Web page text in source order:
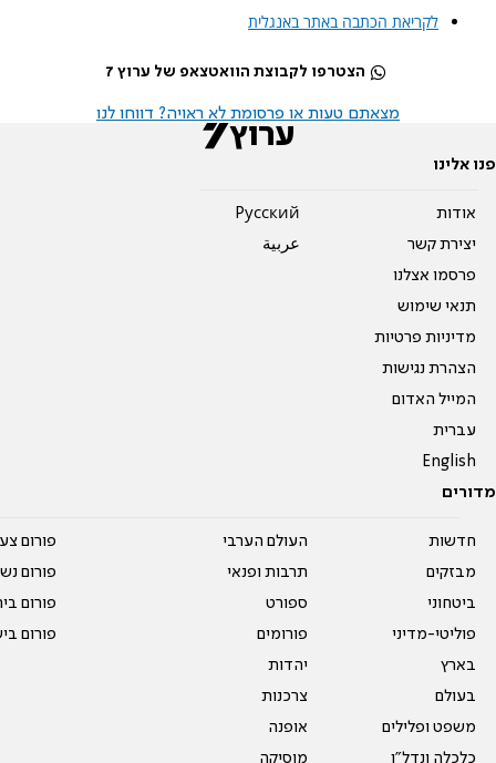
לקריאת הכתבה באתר באנגלית
הצטרפו לקבוצת הוואטצאפ של ערוץ 7
מצאתם טעות או פרסומת לא ראויה? דווחו לנו
פנו אלינו
אודות
יצירת קשר
פרסמו אצלנו
תנאי שימוש
מדיניות פרטיות
הצהרת נגישות
המייל האדום
עברית
English
Pусский
عربية
מדורים
חדשות
מבזקים
ביטחוני
פוליטי-מדיני
בארץ
בעולם
משפט ופלילים
כלכלה ונדל"ן
העולם הערבי
תרבות ופנאי
ספורט
פורומים
יהדות
צרכנות
אופנה
מוסיקה
פורום
פורום
פורום
פורום